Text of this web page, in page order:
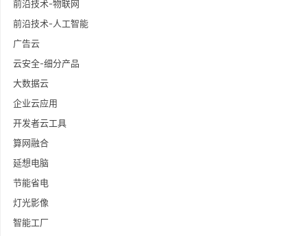
前沿技术-物联网
前沿技术-人工智能
广告云
云安全-细分产品
大数据云
企业云应用
开发者云工具
算网融合
延想电脑
节能省电
灯光影像
智能工厂